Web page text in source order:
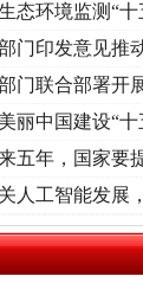
..·[视频] 牢记初心使
生态环境监测“
门印发意见推
门联合部署开
美丽中国建设“
五年，国家要
人工智能发展